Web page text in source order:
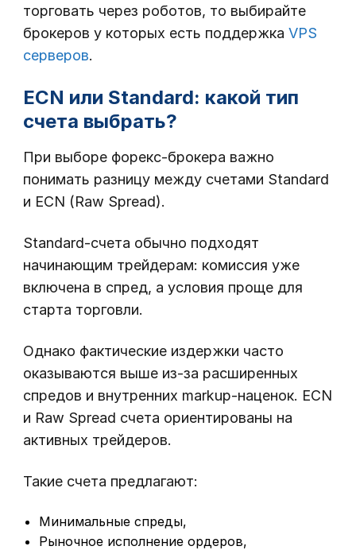
торговать через роботов, то выбирайте
брокеров у которых есть поддержка VPS
серверов.
ECN или Standard: какой тип
счета выбрать?
При выборе форекс-брокера важно
понимать разницу между счетами Standard
и ECN (Raw Spread).
Standard-счета обычно подходят
начинающим трейдерам: комиссия уже
включена в спред, а условия проще для
старта торговли.
Однако фактические издержки часто
оказываются выше из-за расширенных
спредов и внутренних markup-наценок. ECN
и Raw Spread счета ориентированы на
активных трейдеров.
Такие счета предлагают:
Минимальные спреды,
Рыночное исполнение ордеров,